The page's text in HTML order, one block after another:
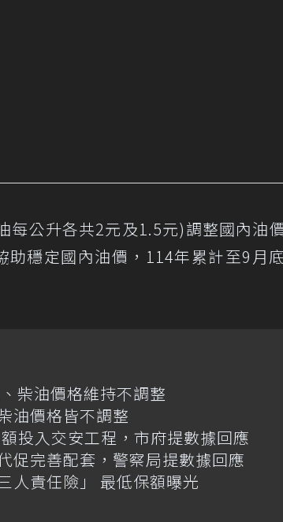
每公升各共2元及1.5元)調整國內油
穩定國內油價，114年累計至9月
柴油價格維持不調整
油價格皆不調整
投入交安工程，市府提數據回應
促完善配套，警察局提數據回應
人責任險」 最低保額曝光